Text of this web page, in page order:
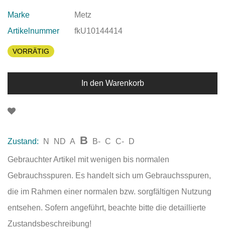
Marke
Metz
Artikelnummer
fkU10144414
VORRÄTIG
In den Warenkorb
Zustand: N ND A B B- C C- D
Gebrauchter Artikel mit wenigen bis normalen
Gebrauchsspuren. Es handelt sich um Gebrauchsspuren,
die im Rahmen einer normalen bzw. sorgfältigen Nutzung
entsehen. Sofern angeführt, beachte bitte die detaillierte
Zustandsbeschreibung!